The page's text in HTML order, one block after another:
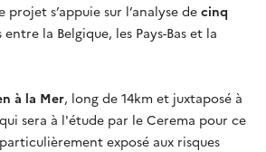
projet s’appuie sur l’analyse de cinq
la Belgique, les Pays-Bas et la
à la Mer, long de 14km et juxtaposé à
sera à l'étude par le Cerema pour ce
exposé aux risques